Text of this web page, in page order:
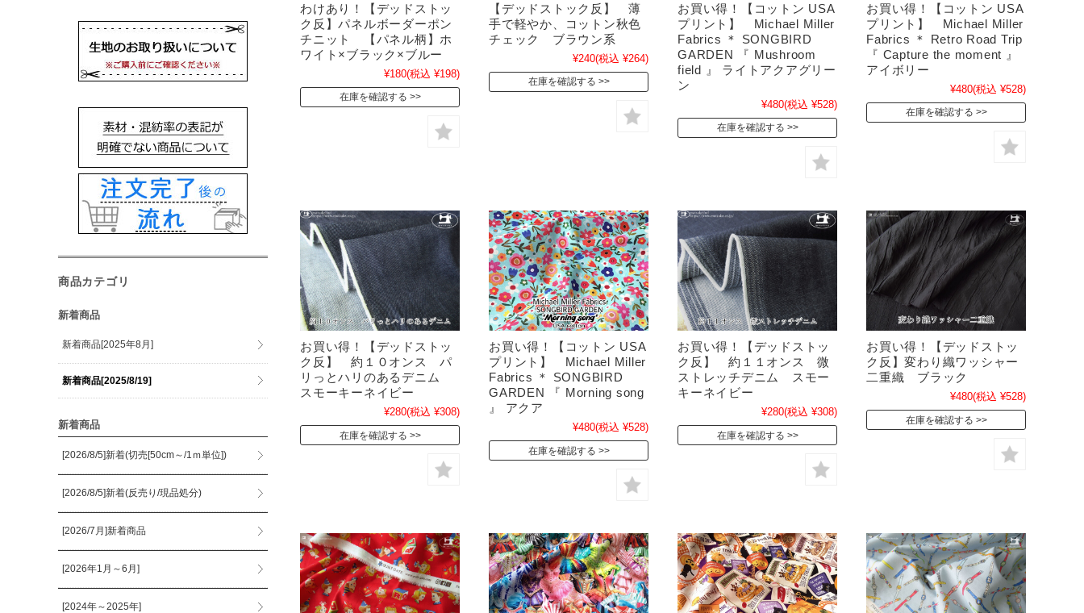
わけあり！【デッドストッ
ク反】パネルボーダーポン
チニット 【パネル柄】ホ
ワイト×ブラック×ブルー
¥180(税込 ¥198)
在庫を確認する
【デッドストック反】 薄
手で軽やか、コットン秋色
チェック ブラウン系
¥240(税込 ¥264)
在庫を確認する
お買い得！【コットン USA
プリント】 Michael Miller
Fabrics ＊ SONGBIRD
GARDEN 『 Mushroom
field 』 ライトアクアグリー
ン
¥480(税込 ¥528)
在庫を確認する
お買い得！【コットン USA
プリント】 Michael Miller
Fabrics ＊ Retro Road Trip
『 Capture the moment 』
アイボリー
¥480(税込 ¥528)
在庫を確認する
お買い得！【デッドストッ
ク反】 約１０オンス パ
リっとハリのあるデニム
スモーキーネイビー
¥280(税込 ¥308)
在庫を確認する
お買い得！【コットン USA
プリント】 Michael Miller
Fabrics ＊ SONGBIRD
GARDEN 『 Morning song
』 アクア
¥480(税込 ¥528)
在庫を確認する
お買い得！【デッドストッ
ク反】 約１１オンス 微
ストレッチデニム スモー
キーネイビー
¥280(税込 ¥308)
在庫を確認する
お買い得！【デッドストッ
ク反】変わり織ワッシャー
二重織 ブラック
¥480(税込 ¥528)
在庫を確認する
商品カテゴリ
新着商品
新着商品[2025年8月]
新着商品[2025/8/19]
新着商品
[2026/8/5]新着(切売[50cm～/1ｍ単位])
[2026/8/5]新着(反売り/現品処分)
[2026/7月]新着商品
[2026年1月～6月]
[2024年～2025年]